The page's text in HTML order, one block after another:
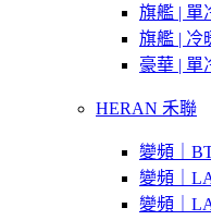
旗艦 | 單
旗艦 | 冷
豪華 | 單
HERAN 禾聯
變頻｜
變頻｜
變頻｜